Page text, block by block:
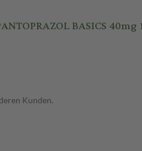
BASICS
Kunden.